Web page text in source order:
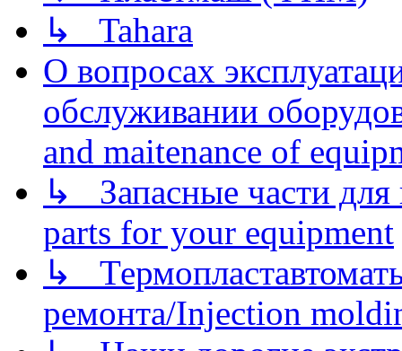
↳ Tahara
О вопросах
обслуживании
and maitenance of
↳ Запасные части для
parts for your equipment
↳
ремонта/Injection